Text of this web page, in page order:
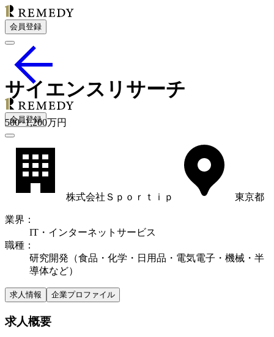
会員登録
会員登録
サイエンスリサーチ
500~1,200万円
株式会社Ｓｐｏｒｔｉｐ 東京都
業界 ：
IT・インターネットサービス
職種 ：
研究開発（食品・化学・日用品・電気電子・機械・半
導体など）
求人情報 企業プロファイル
求人概要